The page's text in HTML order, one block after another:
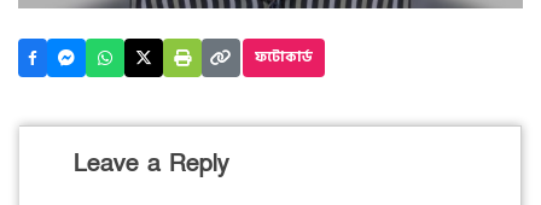
ফটোকার্ড
Leave a Reply